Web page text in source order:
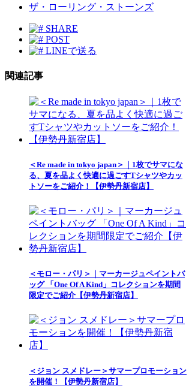
ザ・ローリング・ストーンズ
SHARE
POST
LINEで送る
関連記事
＜Re made in tokyo japan＞｜1枚でサマにな
る、夏を品よく快適に過ごすTシャツやカッ
トソーをご紹介！【伊勢丹新宿店】
＜モロー・パリ＞｜マーカージュペイントバ
ッグ 「One Of A Kind」コレクションを期間
限定でご紹介【伊勢丹新宿店】
＜ジョン スメドレー＞サマープロモーション
を開催！【伊勢丹新宿店】